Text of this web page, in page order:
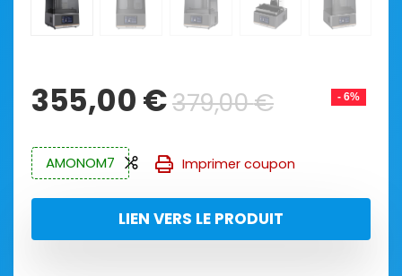
- 6%
379,00€Le
initial
était :
379,00
355,00€ Le
actuel
est :
355,00
AMONOM7 Imprimer coupon
LIEN VERS LE PRODUIT